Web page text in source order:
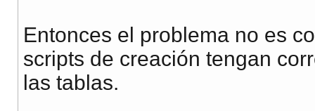
Entonces el problema no es
scripts de creación tengan
las tablas.